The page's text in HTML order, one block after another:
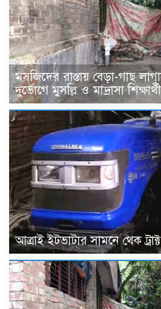
মসজিদের রাস্তায় বেড়া-গাছ
দুর্ভোগে মুসল্লি ও মাদ্রাসা
আত্রাই ইটভাটার সামনে থেক